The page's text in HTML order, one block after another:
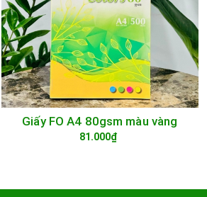
GIỎ HÀNG
Giấy FO A4 80gsm màu vàng
81.000₫